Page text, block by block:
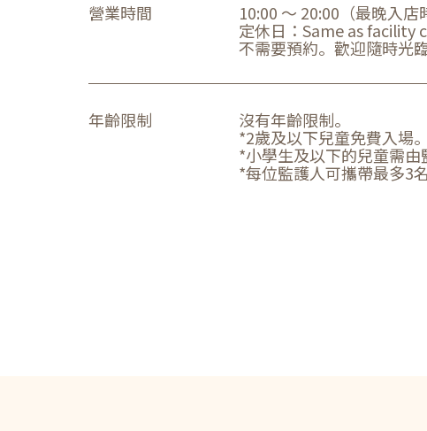
營業時間 10:00 ～ 20:00（最晚入店
定休日：Same as facility
不需要預約。歡迎隨時光臨
年齡限制 沒有年齡限制。
*2歲及以下兒童免費入場。
*小學生及以下的兒童需由
*每位監護人可攜帶最多3